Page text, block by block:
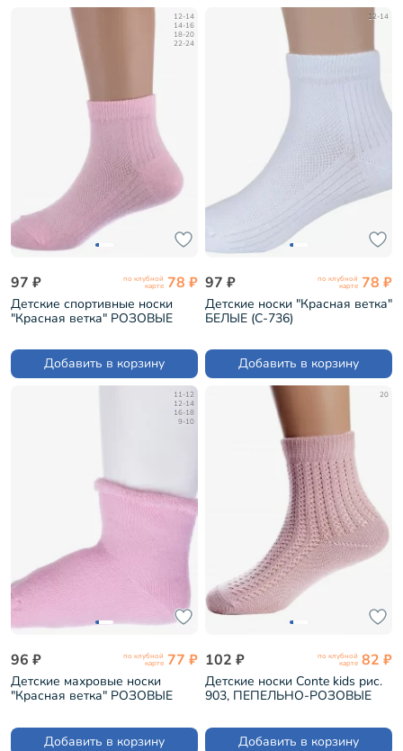
12-14
14-16
18-20
22-24
97 ₽ по клубной
карте 78 ₽
Детские спортивные носки
"Красная ветка" РОЗОВЫЕ
Добавить в корзину
12-14
97 ₽ по клубной
карте 78 ₽
Детские носки "Красная ветка"
БЕЛЫЕ (С-736)
Добавить в корзину
11-12
12-14
16-18
9-10
96 ₽ по клубной
карте 77 ₽
Детские махровые носки
"Красная ветка" РОЗОВЫЕ
Добавить в корзину
20
102 ₽ по клубной
карте 82 ₽
Детские носки Conte kids рис.
903, ПЕПЕЛЬНО-РОЗОВЫЕ
Добавить в корзину